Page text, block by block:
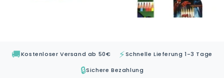
🚚Kostenloser Versand ab 50€ ⚡Schnelle Lieferung 1-3 Tage
🔒Sichere Bezahlung